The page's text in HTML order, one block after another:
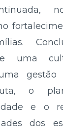
uma
gestão
o
e o
dos